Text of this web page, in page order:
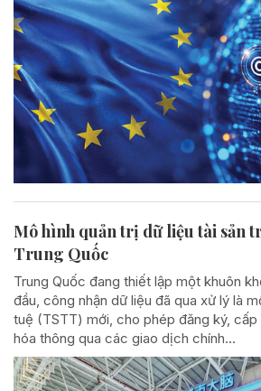
Mô hình quản trị dữ liệu tài sản
Trung Quốc
Trung Quốc đang thiết lập một khuôn
đầu, công nhận dữ liệu đã qua xử lý là
tuệ (TSTT) mới, cho phép đăng ký, cấp
hóa thông qua các giao dịch chính...